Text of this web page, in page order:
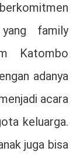
family
Katombo
adanya
acara
keluarga.
juga bisa